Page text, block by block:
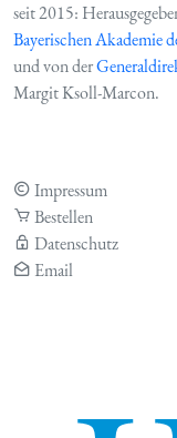
seit 2015:
Bayerischen Akademie
und von der
Margit Ksoll-Marcon.
Impressum
Bestellen
Datenschutz
Email